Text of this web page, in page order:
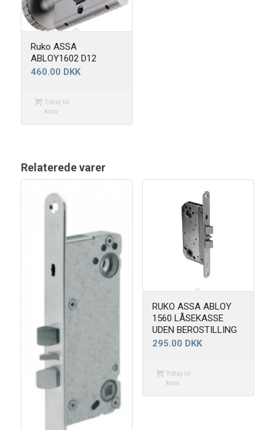
Ruko ASSA
ABLOY1602 D12
460.00 DKK
Tilføj til
kurv
Relaterede varer
RUKO ASSA ABLOY
1560 LÅSEKASSE
UDEN BEROSTILLING
295.00 DKK
Tilføj til
kurv